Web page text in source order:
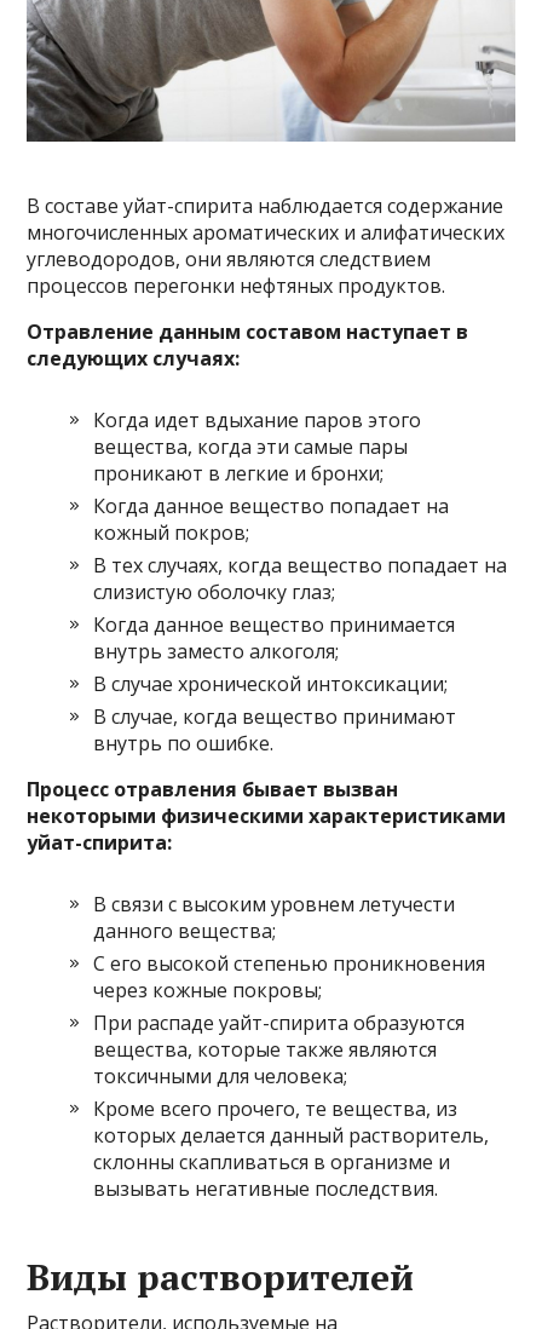
В составе уйат-спирита наблюдается содержание
многочисленных ароматических и алифатических
углеводородов, они являются следствием
процессов перегонки нефтяных продуктов.
Отравление данным составом наступает в
следующих случаях:
Когда идет вдыхание паров этого
вещества, когда эти самые пары
проникают в легкие и бронхи;
Когда данное вещество попадает на
кожный покров;
В тех случаях, когда вещество попадает на
слизистую оболочку глаз;
Когда данное вещество принимается
внутрь заместо алкоголя;
В случае хронической интоксикации;
В случае, когда вещество принимают
внутрь по ошибке.
Процесс отравления бывает вызван
некоторыми физическими характеристиками
уйат-спирита:
В связи с высоким уровнем летучести
данного вещества;
С его высокой степенью проникновения
через кожные покровы;
При распаде уайт-спирита образуются
вещества, которые также являются
токсичными для человека;
Кроме всего прочего, те вещества, из
которых делается данный растворитель,
склонны скапливаться в организме и
вызывать негативные последствия.
Виды растворителей
Растворители, используемые на